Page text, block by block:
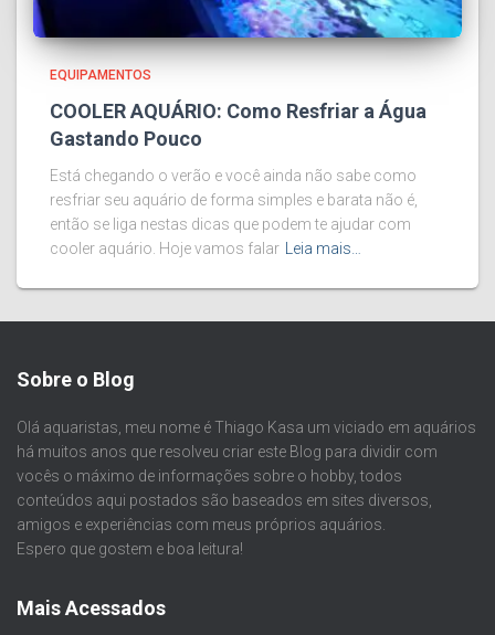
EQUIPAMENTOS
COOLER AQUÁRIO: Como Resfriar a Água
Gastando Pouco
Está chegando o verão e você ainda não sabe como
resfriar seu aquário de forma simples e barata não é,
então se liga nestas dicas que podem te ajudar com
cooler aquário. Hoje vamos falar
Leia mais…
Sobre o Blog
Olá aquaristas, meu nome é Thiago Kasa um viciado em aquários
há muitos anos que resolveu criar este Blog para dividir com
vocês o máximo de informações sobre o hobby, todos
conteúdos aqui postados são baseados em sites diversos,
amigos e experiências com meus próprios aquários.
Espero que gostem e boa leitura!
Mais Acessados